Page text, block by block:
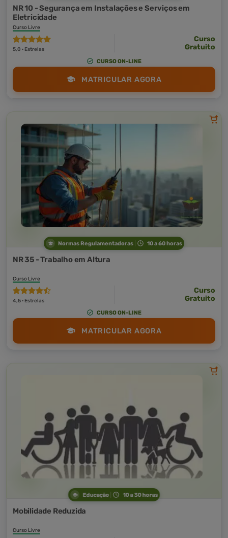
NR 10 - Segurança em Instalações e Serviços em
Eletricidade
Curso Livre
5,0 · Estrelas
Curso
Gratuito
CURSO ON-LINE
MATRICULAR AGORA
Normas Regulamentadoras 10 a 60 horas
NR 35 - Trabalho em Altura
Curso Livre
4,5 · Estrelas
Curso
Gratuito
CURSO ON-LINE
MATRICULAR AGORA
Educação 10 a 30 horas
Mobilidade Reduzida
Curso Livre